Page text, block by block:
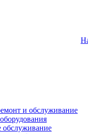
и обслуживание
обслуживание